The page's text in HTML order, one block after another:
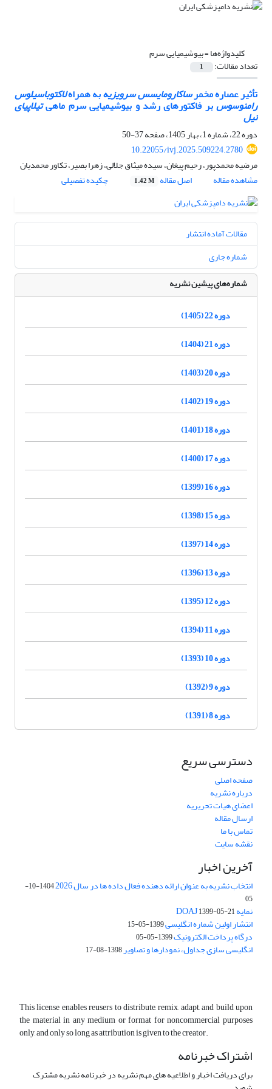
کلیدواژه‌ها =بیوشیمیایی سرم
تعداد مقالات: 1
تأثیر عصاره مخمرساکارومایسس سرویزیهبه همراهلاکتوباسیلوس
رامنوسوسبر فاکتورهای رشد و بیوشیمیایی سرم ماهیتیلاپیای
نیل
دوره 22، شماره 1، بهار 1405، صفحه
37-50
10.22055/ivj.2025.509224.2780
مرضیه محمدپور، رحیم پیغان، سیده میثاق جلالی، زهرا بصیر، تکاور محمدیان
مشاهده مقاله
اصل مقاله 1.42 M چکیده تفصیلی
مقالات آماده انتشار
شماره جاری
شماره‌های پیشین نشریه
دوره 22 (1405)
دوره 21 (1404)
دوره 20 (1403)
دوره 19 (1402)
دوره 18 (1401)
دوره 17 (1400)
دوره 16 (1399)
دوره 15 (1398)
دوره 14 (1397)
دوره 13 (1396)
دوره 12 (1395)
دوره 11 (1394)
دوره 10 (1393)
دوره 9 (1392)
دوره 8 (1391)
دسترسی سریع
صفحه اصلی
درباره نشریه
اعضای هیات تحریریه
ارسال مقاله
تماس با ما
نقشه سایت
آخرین اخبار
انتخاب نشریه به عنوان ارائه دهنده فعال داده ها در سال 2026
1404-10-
05
نمایه DOAJ1399-05-21
انتشار اولین شماره انگلیسی1399-05-15
درگاه پرداخت الکترونیک1399-05-05
انگلیسی سازی جداول، نمودارها و تصاویر1398-08-17
This license enables reusers to distribute, remix, adapt, and build upon
the material in any medium or format for noncommercial purposes
only, and only so long as attribution is given to the creator.
اشتراک خبرنامه
برای دریافت اخبار و اطلاعیه های مهم نشریه در خبرنامه نشریه مشترک